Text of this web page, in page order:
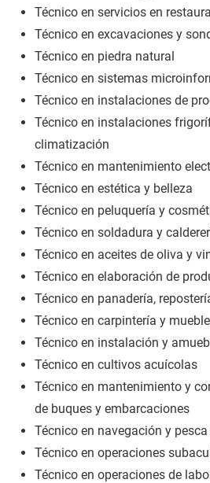
Técnico en servicios en
Técnico en excavaciones y
Técnico en piedra natural
Técnico en sistemas
Técnico en instalaciones de
Técnico en instalaciones
climatización
Técnico en mantenimiento
Técnico en estética y belleza
Técnico en peluquería y
Técnico en soldadura y
Técnico en aceites de oliva y
Técnico en elaboración de
Técnico en panadería,
Técnico en carpintería y mueble
Técnico en instalación y
Técnico en cultivos acuícolas
Técnico en mantenimiento y
de buques y embarcaciones
Técnico en navegación y
Técnico en operaciones
Técnico en operaciones de